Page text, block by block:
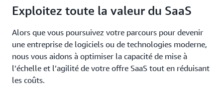
Exploitez toute la valeur du SaaS
Alors que vous poursuivez votre parcours pour devenir
une entreprise de logiciels ou de technologies moderne,
nous vous aidons à optimiser la capacité de mise à
l’échelle et l’agilité de votre offre SaaS tout en réduisant
les coûts.